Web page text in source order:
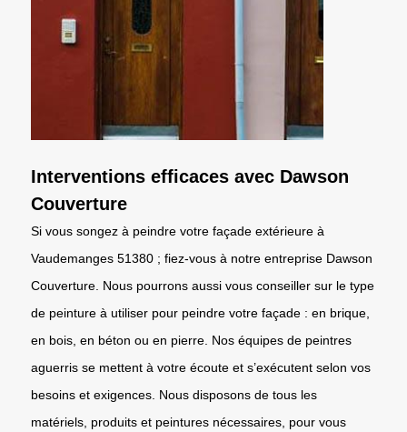
Interventions efficaces avec Dawson
Couverture
Si vous songez à peindre votre façade extérieure à
Vaudemanges 51380 ; fiez-vous à notre entreprise Dawson
Couverture. Nous pourrons aussi vous conseiller sur le type
de peinture à utiliser pour peindre votre façade : en brique,
en bois, en béton ou en pierre. Nos équipes de peintres
aguerris se mettent à votre écoute et s’exécutent selon vos
besoins et exigences. Nous disposons de tous les
matériels, produits et peintures nécessaires, pour vous